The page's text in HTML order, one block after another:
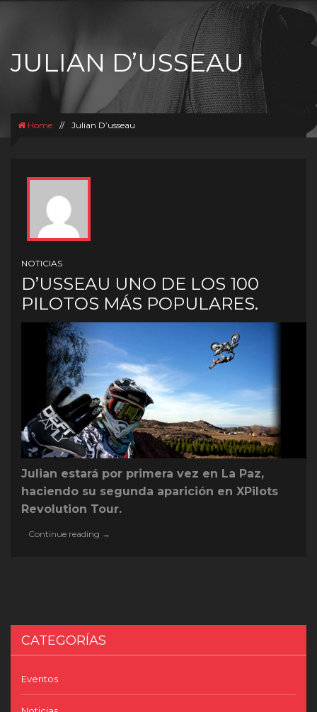
JULIAN D’USSEAU
Home // Julian D’usseau
NOTICIAS
D’USSEAU UNO DE LOS 100
PILOTOS MÁS POPULARES.
Julian estará por primera vez en La Paz,
haciendo su segunda aparición en XPilots
Revolution Tour.
Continue reading D’usseau
más
populares.
→
CATEGORÍAS
Eventos